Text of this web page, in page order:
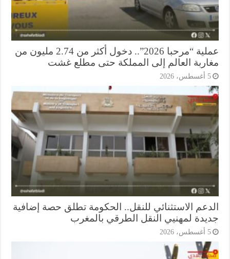
عملية “مرحبا 2026”.. دخول أكثر من 2.74 مليون من
العالم إلى المملكة حتى مطلع غشت
الاستثنائي للنقل.. الحكومة تطلق حصة إضافية
لمهنيي النقل الطرقي بالمغرب